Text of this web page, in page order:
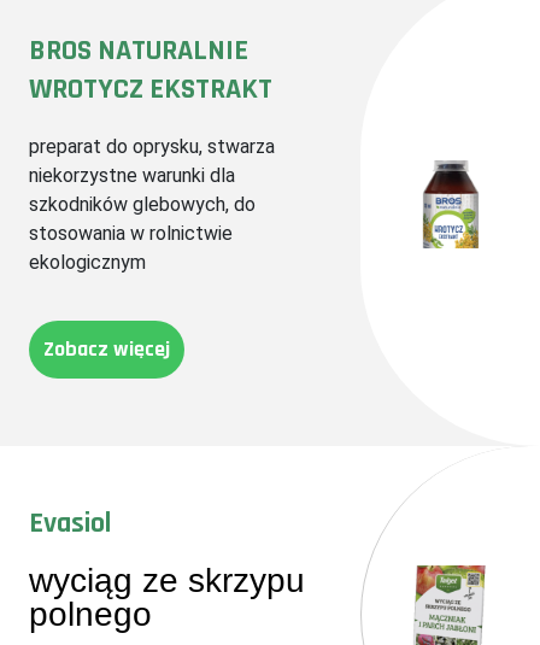
BROS NATURALNIE
WROTYCZ EKSTRAKT
preparat do oprysku, stwarza
niekorzystne warunki dla
szkodników glebowych, do
stosowania w rolnictwie
ekologicznym
Zobacz więcej
Evasiol
wyciąg ze skrzypu
polnego